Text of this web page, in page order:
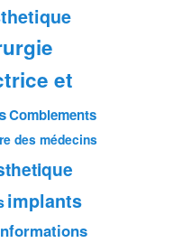
et
Comblements
des médecins
implants